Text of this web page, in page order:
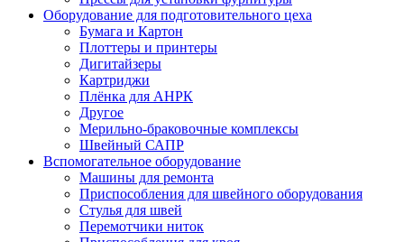
Оборудование для подготовительного цеха
Бумага и Картон
Плоттеры и принтеры
Дигитайзеры
Картриджи
Плёнка для АНРК
Другое
Мерильно-браковочные комплексы
Швейный САПР
Вспомогательное оборудование
Машины для ремонта
Приспособления для швейного оборудования
Стулья для швей
Перемотчики ниток